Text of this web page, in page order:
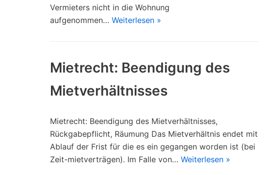
Vermieters nicht in die Wohnung
aufgenommen… Weiterlesen »
Mietrecht: Beendigung des
Mietverhältnisses
Mietrecht: Beendigung des Mietverhältnisses,
Rückgabepflicht, Räumung Das Mietverhältnis endet mit
Ablauf der Frist für die es ein gegangen worden ist (bei
Zeit-mietverträgen). Im Falle von… Weiterlesen »